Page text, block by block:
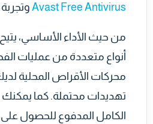
Avast Free Antivirus وتجربة
من حيث الأداء الأساسي،
أنواع متعددة من عمليات
محركات الأقراص المحلية
تهديدات محتملة. كما يمكنك
الكامل المدفوع للحصول على